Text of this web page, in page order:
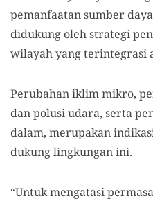
pemanfaatan sumber
didukung oleh strategi
wilayah yang terintegrasi
Perubahan iklim mikro,
dan polusi udara, serta
dalam, merupakan
dukung lingkungan ini.
“Untuk mengatasi